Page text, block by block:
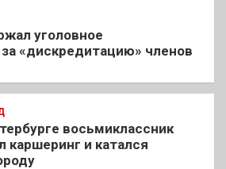
уголовное
«дискредитацию» членов
восьмиклассник
каршеринг и катался